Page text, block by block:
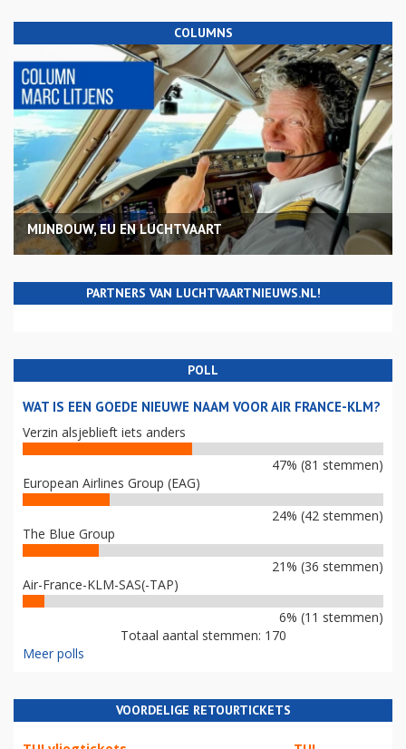
COLUMNS
MIJNBOUW, EU EN LUCHTVAART
PARTNERS VAN LUCHTVAARTNIEUWS.NL!
POLL
WAT IS EEN GOEDE NIEUWE NAAM VOOR AIR FRANCE-KLM?
Verzin alsjeblieft iets anders
47% (81 stemmen)
European Airlines Group (EAG)
24% (42 stemmen)
The Blue Group
21% (36 stemmen)
Air-France-KLM-SAS(-TAP)
6% (11 stemmen)
Totaal aantal stemmen: 170
Meer polls
VOORDELIGE RETOURTICKETS